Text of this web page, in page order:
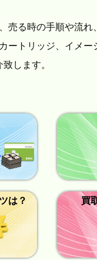
売る時の手順や流
ートリッジ、イメ
します。
は？ 買